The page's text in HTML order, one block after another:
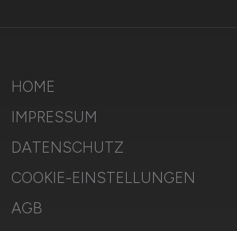
HOME
IMPRESSUM
DATENSCHUTZ
COOKIE-EINSTELLUNGEN
AGB